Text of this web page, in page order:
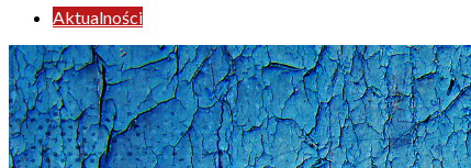
Aktualności